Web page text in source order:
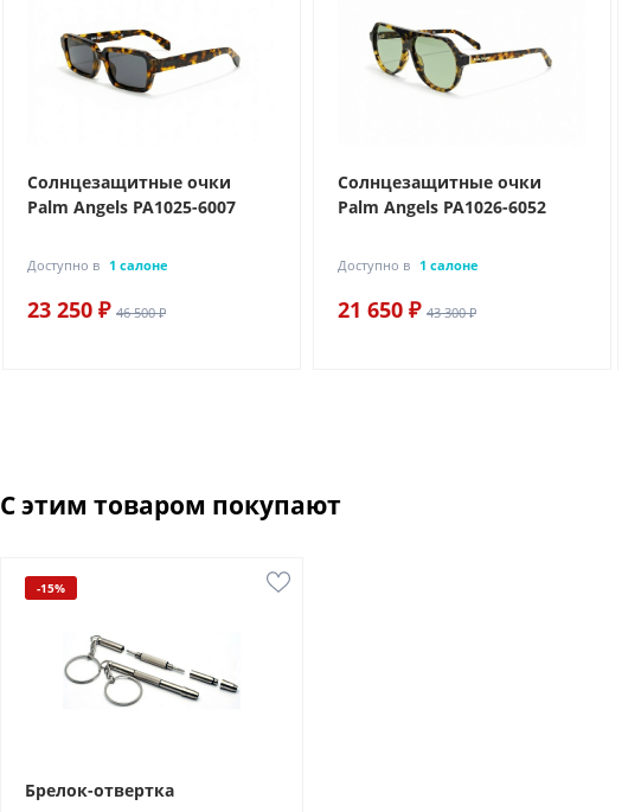
Солнцезащитные очки
Palm Angels PA1025-6007
Доступно в 1 салоне
23 250 ₽ 46 500 ₽
Солнцезащитные очки
Palm Angels PA1026-6052
Доступно в 1 салоне
21 650 ₽ 43 300 ₽
С этим товаром покупают
-15%
Брелок-отвертка